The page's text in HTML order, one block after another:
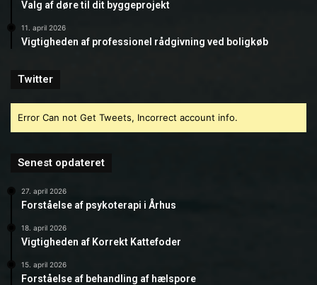
Valg af døre til dit byggeprojekt
11. april 2026
Vigtigheden af professionel rådgivning ved boligkøb
Twitter
Error Can not Get Tweets, Incorrect account info.
Senest opdateret
27. april 2026
Forståelse af psykoterapi i Århus
18. april 2026
Vigtigheden af Korrekt Kattefoder
15. april 2026
Forståelse af behandling af hælspore